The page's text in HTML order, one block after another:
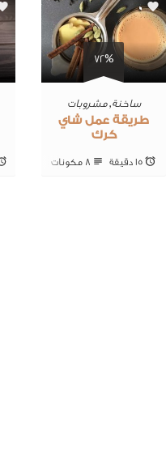
72%
0
ساخنة,مشروبات
طريقة عمل شاي
كرك
15 ‎دقيقة 8 ‎مكونات